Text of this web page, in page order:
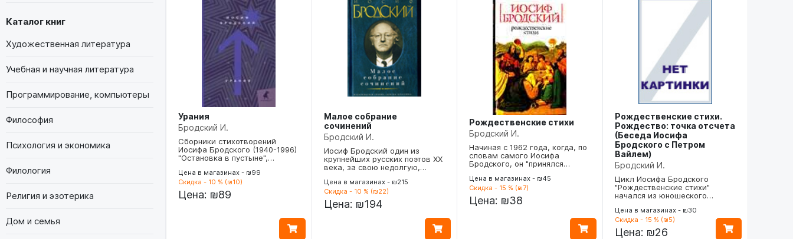
Каталог книг
Художественная литература
Учебная и научная литература
Программирование, компьютеры
Философия
Психология и экономика
Филология
Религия и эзотерика
Дом и семья
Урания
Бродский И.
Сборники стихотворений
Иосифа Бродского (1940-1996)
"Остановка в пустыне",…
Цена в магазинах - ₪99
Скидка - 10 % (₪10)
Цена: ₪89
Малое собрание
сочинений
Бродский И.
Иосиф Бродский один из
крупнейших русских поэтов XX
века, за свою недолгую,…
Цена в магазинах - ₪215
Скидка - 10 % (₪22)
Цена: ₪194
Рождественские стихи
Бродский И.
Начиная с 1962 года, когда, по
словам самого Иосифа
Бродского, он "принялся…
Цена в магазинах - ₪45
Скидка - 15 % (₪7)
Цена: ₪38
Рождественские стихи.
Рождество: точка отсчета
(Беседа Иосифа
Бродского с Петром
Вайлем)
Бродский И.
Цикл Иосифа Бродского
"Рождественские стихи"
начался из юношеского…
Цена в магазинах - ₪30
Скидка - 15 % (₪5)
Цена: ₪26